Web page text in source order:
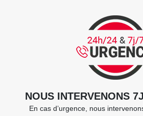
NOUS INTERVENONS
En cas d’urgence, nous